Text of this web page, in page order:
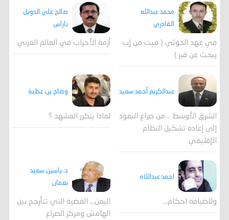
محمد عبدالله
القادري
في عهد الحوثي ( ميت من إب
يبحث عن قبر )
صالح علي الدويل
باراس
أزمة الأحزاب في العالم العربي
عبدالكريم أحمد سعيد
الشرق الأوسط .. من صراع النفوذ
إلى إعادة تشكيل النظام
الإقليمي
وضاح بن عطية
لماذا يتكرر المشهد ؟
احمد عبداللاه
وللضيافة احكام…
د. ياسين سعيد
نعمان
اليمن… القضية التي تتأرجح بين
الهامش ومركز الصراع